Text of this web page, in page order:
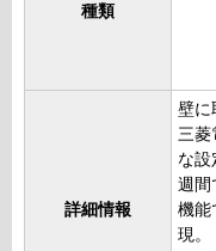
種類
詳細情報
壁に
三菱
な設
週間
機能
現。